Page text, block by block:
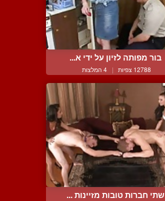
בור מפותה לזיון על ידי א...
12788 צפיות | 4 המלצות
שתי חברות טובות מזיינות ...